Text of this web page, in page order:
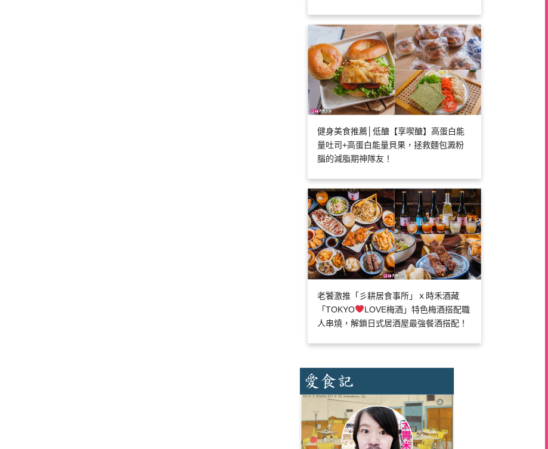
健身美食推薦│低醣【享喫醣】高蛋白能
量吐司+高蛋白能量貝果，拯救麵包澱粉
腦的減脂期神隊友！
老饕激推「彡耕居食事所」ｘ時禾酒藏
「TOKYO
LOVE梅酒」特色梅酒搭配職
人串燒，解鎖日式居酒屋最強餐酒搭配！